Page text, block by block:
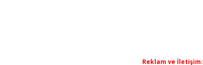
Reklam ve İletişim: